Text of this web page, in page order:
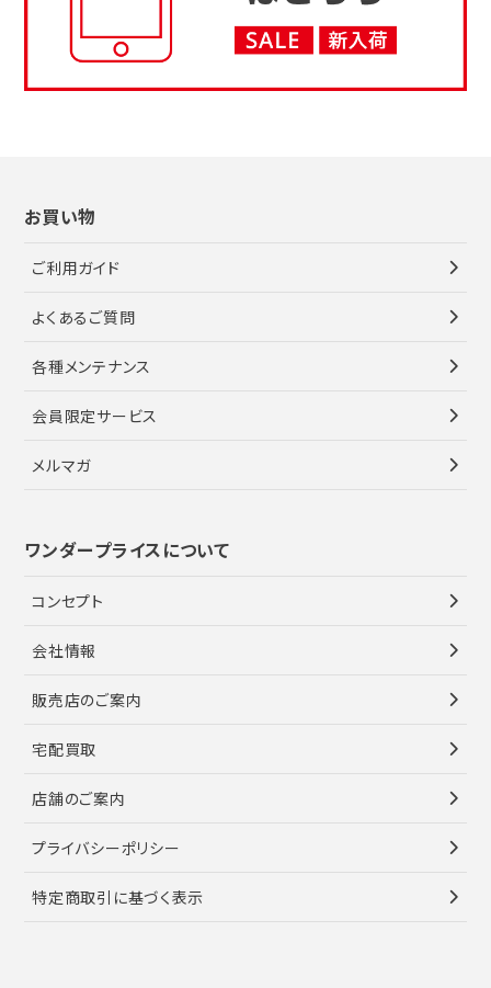
お買い物
ご利用ガイド
よくあるご質問
各種メンテナンス
会員限定サービス
メルマガ
ワンダープライスについて
コンセプト
会社情報
販売店のご案内
宅配買取
店舗のご案内
プライバシーポリシー
特定商取引に基づく表示